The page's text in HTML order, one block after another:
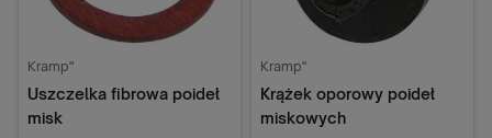
Kramp"
Uszczelka fibrowa poideł
misk
Kramp"
Krążek oporowy poideł
miskowych